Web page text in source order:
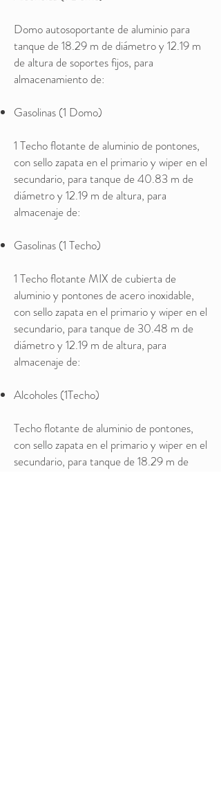
Domo autosoportante de aluminio para
tanque de 18.29 m de diámetro y 12.19 m
de altura de soportes fijos, para
almacenamiento de:
Gasolinas (1 Domo)
1 Techo flotante de aluminio de pontones,
con sello zapata en el primario y wiper en el
secundario, para tanque de 40.83 m de
diámetro y 12.19 m de altura, para
almacenaje de:
Gasolinas (1 Techo)
1 Techo flotante MIX de cubierta de
aluminio y pontones de acero inoxidable,
con sello zapata en el primario y wiper en el
secundario, para tanque de 30.48 m de
diámetro y 12.19 m de altura, para
almacenaje de:
Alcoholes (1Techo)
Techo flotante de aluminio de pontones,
con sello zapata en el primario y wiper en el
secundario, para tanque de 18.29 m de